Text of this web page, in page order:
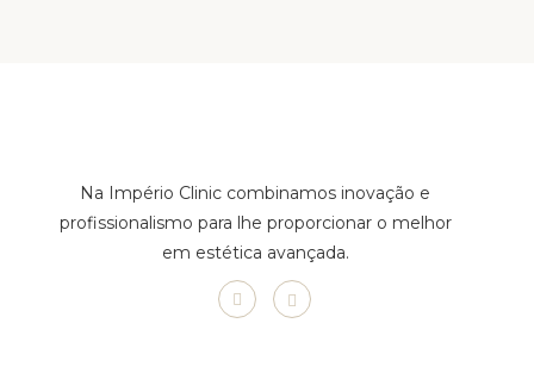
Na Império Clinic combinamos inovação e
profissionalismo para lhe proporcionar o melhor
em estética avançada.